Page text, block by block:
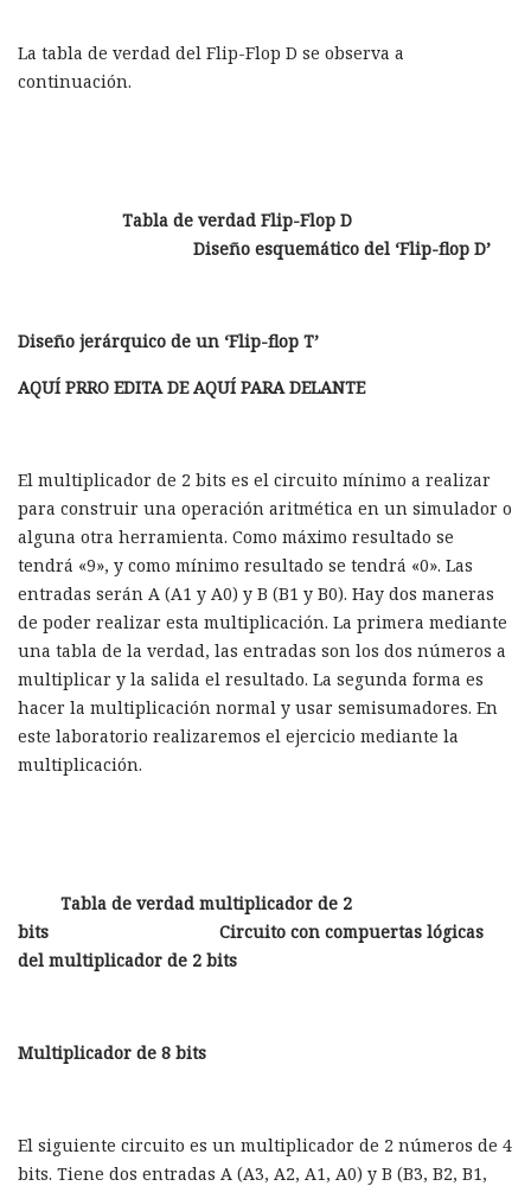
La tabla de verdad del Flip-Flop D se observa a
continuación.
Tabla de verdad Flip-Flop D
Diseño esquemático del ‘Flip-flop D’
Diseño jerárquico de un ‘Flip-flop T’
AQUÍ PRRO EDITA DE AQUÍ PARA DELANTE
El multiplicador de 2 bits es el circuito mínimo a realizar
para construir una operación aritmética en un simulador o
alguna otra herramienta. Como máximo resultado se
tendrá «9», y como mínimo resultado se tendrá «0». Las
entradas serán A (A1 y A0) y B (B1 y B0). Hay dos maneras
de poder realizar esta multiplicación. La primera mediante
una tabla de la verdad, las entradas son los dos números a
multiplicar y la salida el resultado. La segunda forma es
hacer la multiplicación normal y usar semisumadores. En
este laboratorio realizaremos el ejercicio mediante la
multiplicación.
Tabla de verdad multiplicador de 2
bits Circuito con compuertas lógicas
del multiplicador de 2 bits
Multiplicador de 8 bits
El siguiente circuito es un multiplicador de 2 números de 4
bits. Tiene dos entradas A (A3, A2, A1, A0) y B (B3, B2, B1,